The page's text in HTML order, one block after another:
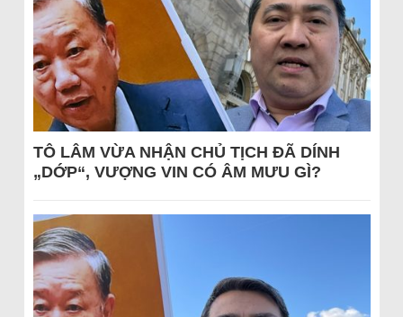
TÔ LÂM VỪA NHẬN CHỦ TỊCH ĐÃ DÍNH
„DỚP“, VƯỢNG VIN CÓ ÂM MƯU GÌ?